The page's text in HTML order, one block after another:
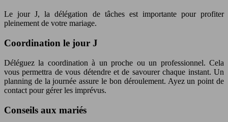
Le jour J, la délégation de tâches est importante pour profiter
pleinement de votre mariage.
Coordination le jour J
Déléguez la coordination à un proche ou un professionnel. Cela
vous permettra de vous détendre et de savourer chaque instant. Un
planning de la journée assure le bon déroulement. Ayez un point de
contact pour gérer les imprévus.
Conseils aux mariés